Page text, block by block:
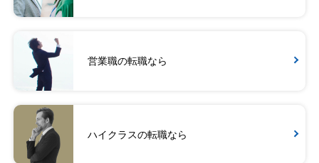
営業職の転職なら
ハイクラスの転職なら